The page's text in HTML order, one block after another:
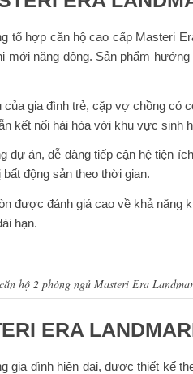
tổ hợp căn hộ cao cấp Masteri
năng động. Sản phẩm
gia đình trẻ, cặp vợ chồng có
kết nối hài hòa với khu vực sinh
án, dễ dàng tiếp cận hệ tiện
động sản theo thời gian.
được đánh giá cao về khả
hạn.
hộ 2 phòng ngủ Masteri Era
ERA
đình hiện đại, được thiết kế